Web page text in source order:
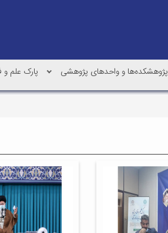
پژوهشکده‌ها و واحدهای پژوهشی پارک علم